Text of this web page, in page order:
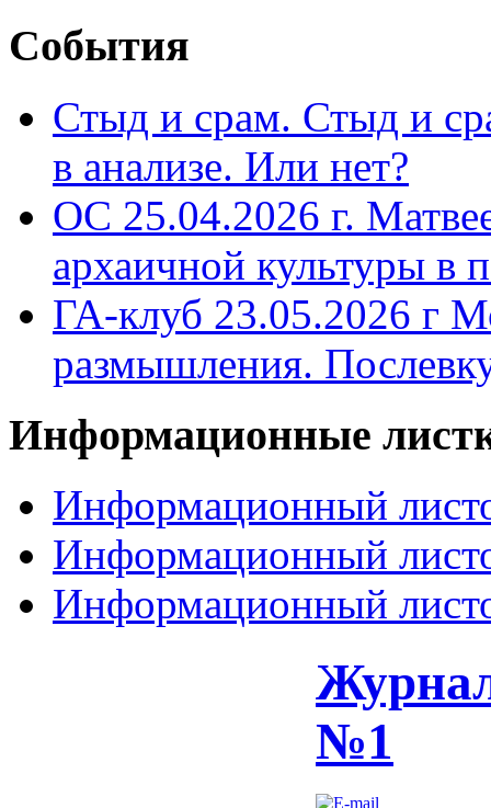
События
Стыд и срам. Стыд и
в анализе. Или нет?
ОС 25.04.2026 г.
архаичной культуры в
ГА-клуб 23.05.2026 г
размышления.
Информационные
Информационный
Информационный
Информационный
№1